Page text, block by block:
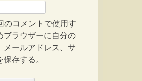
のコメントで使用す
ブラウザーに自分の
メールアドレス、サ
保存する。